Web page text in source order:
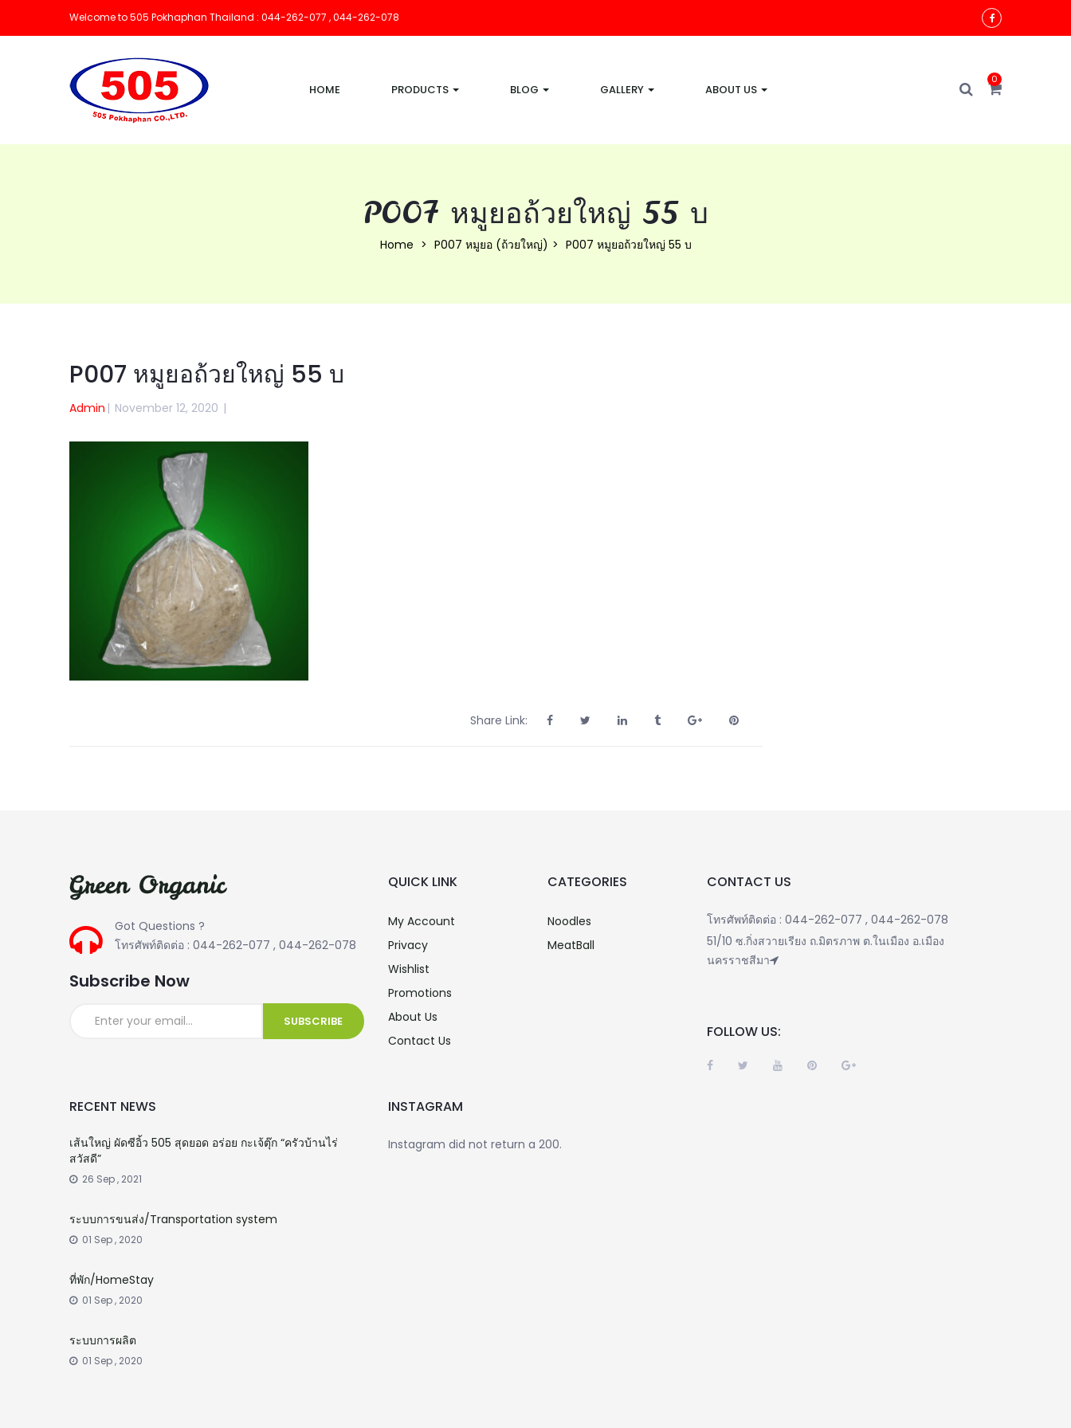
Welcome to 505 Pokhaphan Thailand : 044-262-077 , 044-262-078
HOME PRODUCTS BLOG GALLERY ABOUT US
0
P007 หมูยอถ้วยใหญ่ 55 บ
Home P007 หมูยอ (ถ้วยใหญ่) P007 หมูยอถ้วยใหญ่ 55 บ
P007 หมูยอถ้วยใหญ่ 55 บ
Admin | November 12, 2020 |
Share Link:
Got Questions ?
โทรศัพท์ติดต่อ : 044-262-077 , 044-262-078
Subscribe Now
QUICK LINK
My Account
Privacy
Wishlist
Promotions
About Us
Contact Us
CATEGORIES
Noodles
MeatBall
CONTACT US
โทรศัพท์ติดต่อ : 044-262-077 , 044-262-078
51/10 ซ.กิ่งสวายเรียง ถ.มิตรภาพ ต.ในเมือง อ.เมือง
นครราชสีมา
FOLLOW US:
RECENT NEWS
เส้นใหญ่ ผัดซีอิ้ว 505 สุดยอด อร่อย กะเจ้ตุ๊ก “ครัวบ้านไร่
สวัสดี”
26 Sep , 2021
ระบบการขนส่ง/Transportation system
01 Sep , 2020
ที่พัก/HomeStay
01 Sep , 2020
ระบบการผลิต
01 Sep , 2020
INSTAGRAM
Instagram did not return a 200.